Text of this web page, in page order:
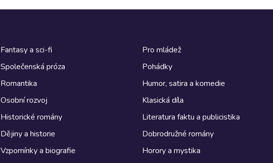
Fantasy a sci-fi
Společenská próza
Romantika
Osobní rozvoj
Historické romány
Dějiny a historie
Vzpomínky a biografie
Pro mládež
Pohádky
Humor, satira a komedie
Klasická díla
Literatura faktu a publicistika
Dobrodružné romány
Horory a mystika